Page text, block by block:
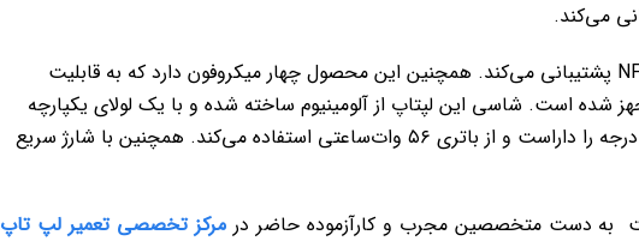
می‌کند.
لپتاپ جدید ردمی‌بوک از دالبی‌ اتموس و NFC پشتیبانی می‌کند. همچنین این محصول چهار میکروفون دارد که به قابلیت
است. شاسی این لپتاپ از آلومینیوم ساخته شده و با یک لولای یکپارچه
بهره می‌برد. این لپتاپ قابلیت چرخش ۱۸۰ درجه را داراست و از باتری ۵۶ وات‌ساعتی استفاده می‌کند. همچنین با شارژ سریع
به دست متخصصین مجرب و کارآزموده حاضر در مرکز تخصصی تعمیر لپ تاپ